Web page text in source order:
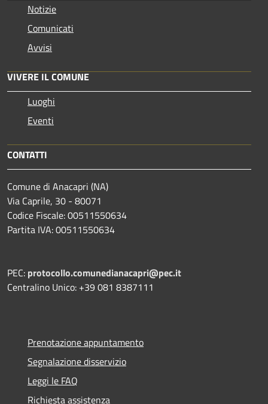
Notizie
Comunicati
Avvisi
VIVERE IL COMUNE
Luoghi
Eventi
CONTATTI
Comune di Anacapri (NA)
Via Caprile, 30 - 80071
Codice Fiscale: 00511550634
Partita IVA: 00511550634
PEC: protocollo.comunedianacapri@pec.it
Centralino Unico: +39 081 8387111
Prenotazione appuntamento
Segnalazione disservizio
Leggi le FAQ
Richiesta assistenza